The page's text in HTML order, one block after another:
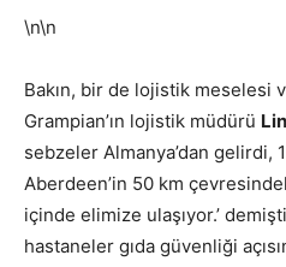
\n\n
Bakın, bir de lojistik meselesi
Grampian’ın lojistik müdürü
sebzeler Almanya’dan gelirdi,
Aberdeen’in 50 km
içinde elimize ulaşıyor.’
hastaneler gıda güvenliği